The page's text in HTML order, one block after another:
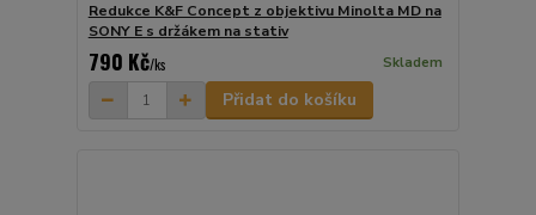
Redukce K&F Concept z objektivu Minolta MD na
SONY E s držákem na stativ
790 Kč/ks Skladem
Přidat do košíku